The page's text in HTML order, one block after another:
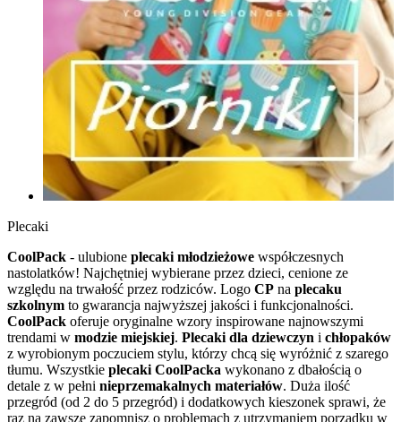
Plecaki
CoolPack - ulubione plecaki młodzieżowe współczesnych
nastolatków! Najchętniej wybierane przez dzieci, cenione ze
względu na trwałość przez rodziców. Logo CP na plecaku
szkolnym to gwarancja najwyższej jakości i funkcjonalności.
CoolPack oferuje oryginalne wzory inspirowane najnowszymi
trendami w modzie miejskiej. Plecaki dla dziewczyn i chłopaków
z wyrobionym poczuciem stylu, którzy chcą się wyróżnić z szarego
tłumu. Wszystkie plecaki CoolPacka wykonano z dbałością o
detale z w pełni nieprzemakalnych materiałów. Duża ilość
przegród (od 2 do 5 przegród) i dodatkowych kieszonek sprawi, że
raz na zawsze zapomnisz o problemach z utrzymaniem porządku w